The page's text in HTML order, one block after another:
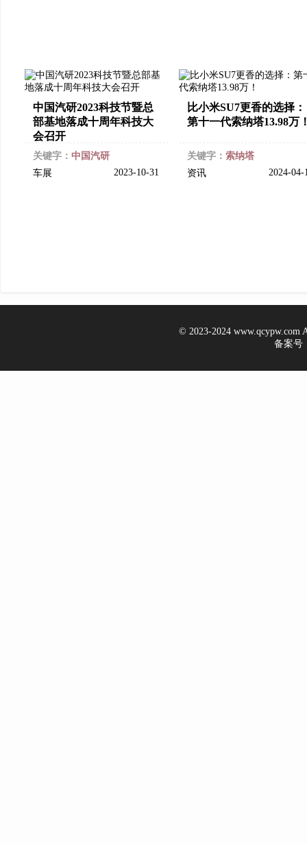
中国汽研2023科技节暨总
部基地落成十周年科技大
会召开
关键字： 中国汽研
车展
2023-10-31
比小米SU7更香的选择：
第十一代索纳塔13.98万
关键字： 索纳塔
资讯
2024-
© 2023-2024 www.qcypw.com
备案号